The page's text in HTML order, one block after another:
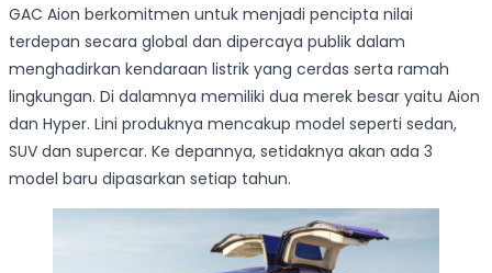
GAC Aion berkomitmen untuk menjadi pencipta nilai
terdepan secara global dan dipercaya publik dalam
menghadirkan kendaraan listrik yang cerdas serta ramah
lingkungan. Di dalamnya memiliki dua merek besar yaitu Aion
dan Hyper. Lini produknya mencakup model seperti sedan,
SUV dan supercar. Ke depannya, setidaknya akan ada 3
model baru dipasarkan setiap tahun.